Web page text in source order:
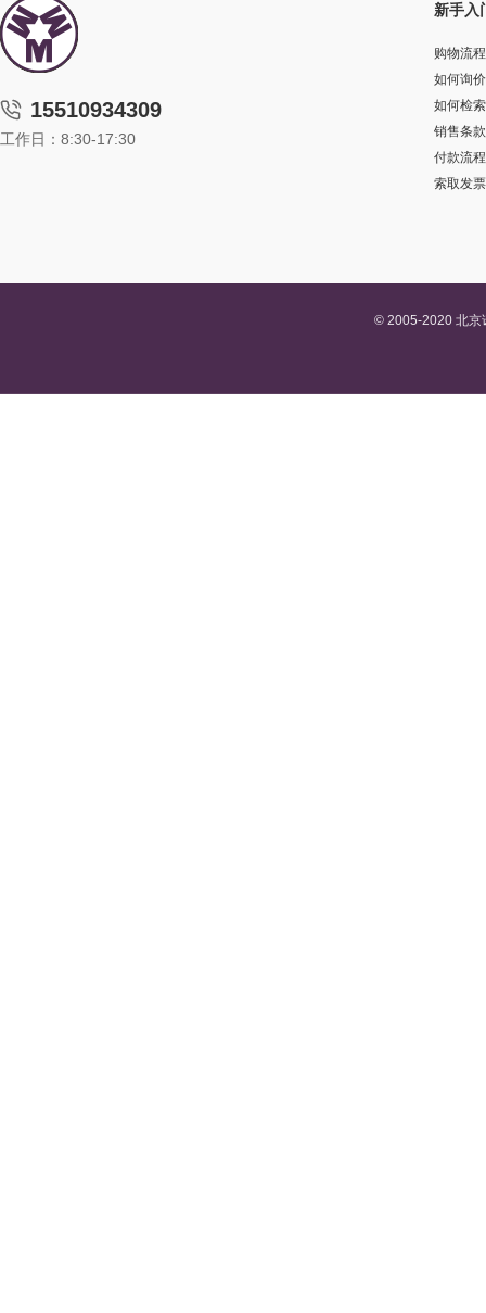
15510934309
工作日：8:30-17:30
新手入
购物流程
如何询价
如何检索
销售条款
付款流程
索取发票
© 2005-2020 北京